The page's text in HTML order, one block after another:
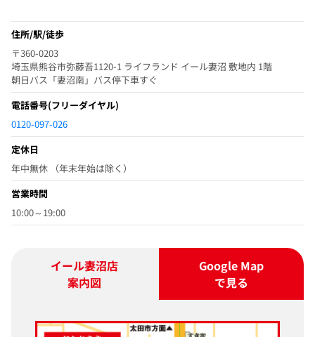
住所/駅/徒歩
〒360-0203
埼玉県熊谷市弥藤吾1120-1 ライフランド イール妻沼 敷地内 1階
朝日バス「妻沼南」バス停下車すぐ
電話番号(フリーダイヤル)
0120-097-026
定休日
年中無休 （年末年始は除く）
営業時間
10:00～19:00
イール妻沼店
案内図
Google Map
で見る